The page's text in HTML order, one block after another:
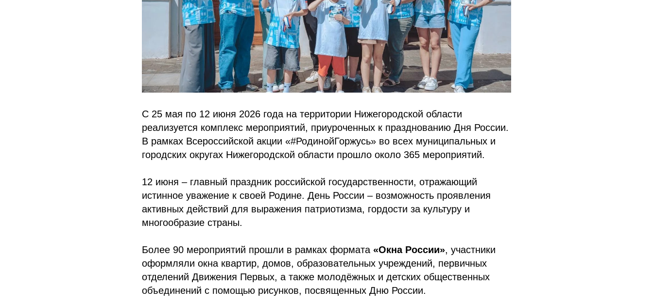
С 25 мая по 12 июня 2026 года на территории Нижегородской области
реализуется комплекс мероприятий, приуроченных к празднованию Дня России.
В рамках Всероссийской акции «#РодинойГоржусь» во всех муниципальных и
городских округах Нижегородской области прошло около 365 мероприятий.
12 июня – главный праздник российской государственности, отражающий
истинное уважение к своей Родине. День России – возможность проявления
активных действий для выражения патриотизма, гордости за культуру и
многообразие страны.
Более 90 мероприятий прошли в рамках формата «Окна России», участники
оформляли окна квартир, домов, образовательных учреждений, первичных
отделений Движения Первых, а также молодёжных и детских общественных
объединений с помощью рисунков, посвященных Дню России.